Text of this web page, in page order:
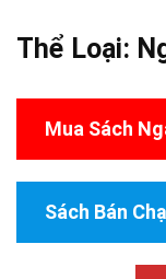
Thể Loại:
Mua Sách
Sách Bán